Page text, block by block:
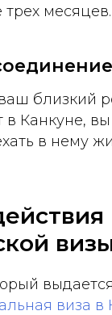
трех месяцев.
близкий
в Канкуне,
в нему
виза в